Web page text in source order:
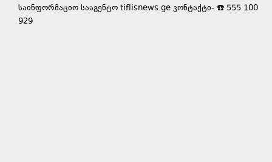
საინფორმაციო სააგენტო tiflisnews.ge კონტაქტი- ☎️ 555 100
929